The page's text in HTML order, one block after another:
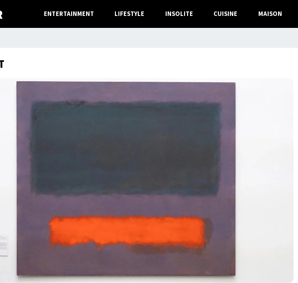
ENTERTAINMENT LIFESTYLE INSOLITE CUISINE MAISON